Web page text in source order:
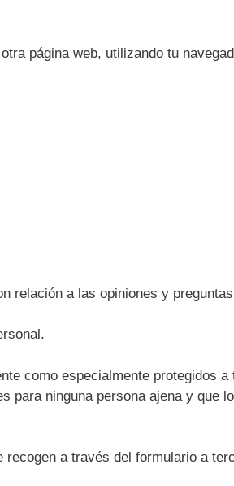
página web, utilizando tu
relación a las opiniones y
como especialmente protegidos
para ninguna persona ajena y que
a través del formulario a